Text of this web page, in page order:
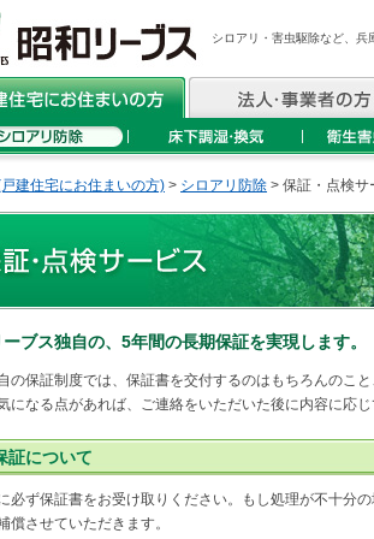
シロアリ・害虫駆除など、兵
建住宅にお住まいの方) > シロアリ防除 > 保証・点検サ
ブス独自の、5年間の長期保証を実現します。
の保証制度では、保証書を交付するのはもちろんのこ
になる点があれば、ご連絡をいただいた後に内容に応じ
証について
必ず保証書をお受け取りください。もし処理が不十分
償させていただきます。